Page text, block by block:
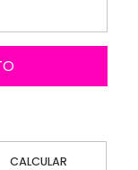
CALCULAR